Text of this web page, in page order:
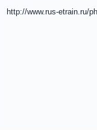
http://www.rus-etrain.ru/